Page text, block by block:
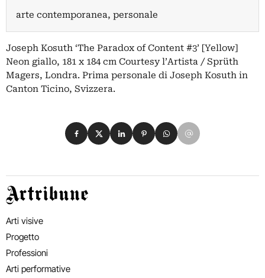
arte contemporanea, personale
Joseph Kosuth ‘The Paradox of Content #3’ [Yellow]
Neon giallo, 181 x 184 cm Courtesy l’Artista / Sprüth
Magers, Londra. Prima personale di Joseph Kosuth in
Canton Ticino, Svizzera.
Condividi su Facebook
Condividi su X
Condividi su LinkedIn
Condividi su Pinterest
Condividi su WhatsApp
Condividi su Email
Artribune
Arti visive
Progetto
Professioni
Arti performative